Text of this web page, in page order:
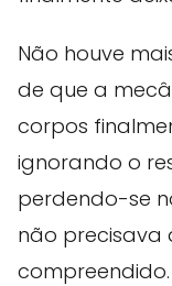
Não houve
de que a
corpos
ignorando o
perdendo-se
não precisava
compreendido.